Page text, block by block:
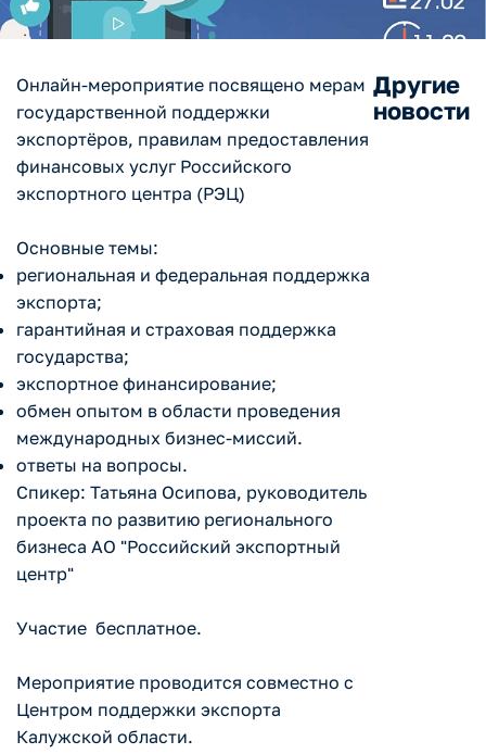
Онлайн-мероприятие посвящено мерам
государственной поддержки
экспортёров, правилам предоставления
финансовых услуг Российского
экспортного центра (РЭЦ)
Основные темы:
региональная и федеральная поддержка
экспорта;
гарантийная и страховая поддержка
государства;
экспортное финансирование;
обмен опытом в области проведения
международных бизнес-миссий.
ответы на вопросы.
Спикер: Татьяна Осипова, руководитель
проекта по развитию регионального
бизнеса АО "Российский экспортный
центр"
Участие бесплатное.
Мероприятие проводится совместно с
Центром поддержки экспорта
Калужской области.
Другие
новости